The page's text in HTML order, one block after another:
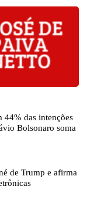
44% das intenções
Bolsonaro soma
de Trump e afirma